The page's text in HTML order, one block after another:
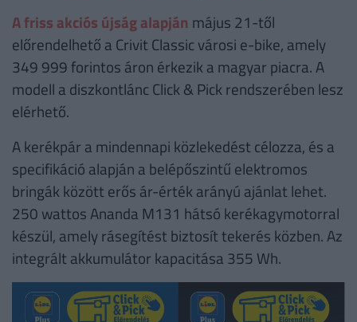
A friss akciós újság alapján május 21-től
előrendelhető a Crivit Classic városi e-bike, amely
349 999 forintos áron érkezik a magyar piacra. A
modell a diszkontlánc Click & Pick rendszerében lesz
elérhető.
A kerékpár a mindennapi közlekedést célozza, és a
specifikáció alapján a belépőszintű elektromos
bringák között erős ár-érték arányú ajánlat lehet.
250 wattos Ananda M131 hátsó kerékagymotorral
készül, amely rásegítést biztosít tekerés közben. Az
integrált akkumulátor kapacitása 355 Wh.